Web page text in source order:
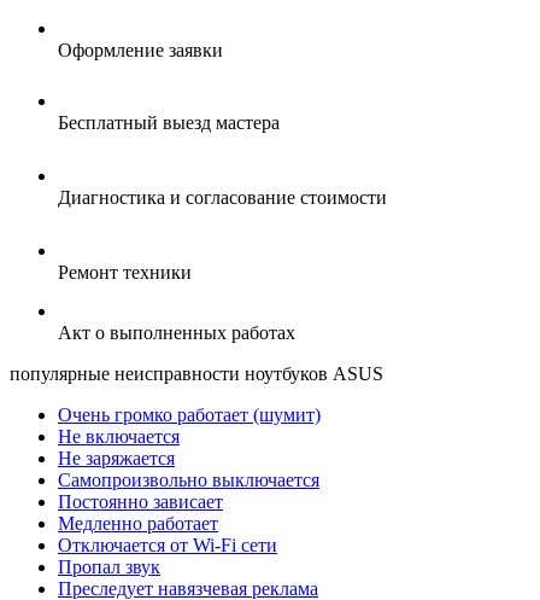
Оформление заявки
Бесплатный выезд мастера
Диагностика и согласование стоимости
Ремонт техники
Акт о выполненных работах
популярные неисправности ноутбуков ASUS
Очень громко работает (шумит)
Не включается
Не заряжается
Самопроизвольно выключается
Постоянно зависает
Медленно работает
Отключается от Wi-Fi сети
Пропал звук
Преследует навязчевая реклама